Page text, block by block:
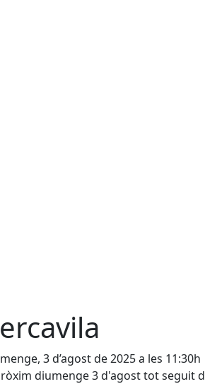
3 d’agost de 2025 a les 11:30h
diumenge 3 d'agost tot seguit